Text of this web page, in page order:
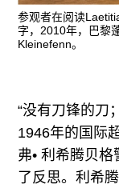
参观者在阅读
字，2010年，巴黎
Kleinefenn。
“没有刀锋的刀
1946年的国际
弗• 利希腾贝
了反思。利希